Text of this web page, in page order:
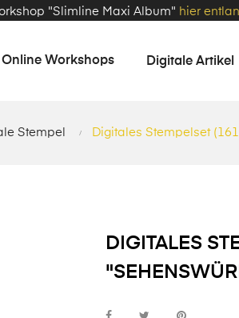
"Slimline Maxi Album" hier
Online Workshops Digitale Artikel
Stempel Digitales Stempelset
DIGITALES